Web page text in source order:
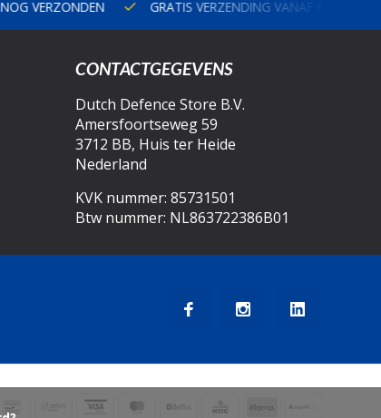
GRATIS VERZENDING VANAF € 100 BINNEN
CONTACTGEGEVENS
Dutch Defence Store B.V.
Amersfoortseweg 59
3712 BB, Huis ter Heide
Nederland
KVK nummer: 85731501
Btw nummer: NL863722386B01